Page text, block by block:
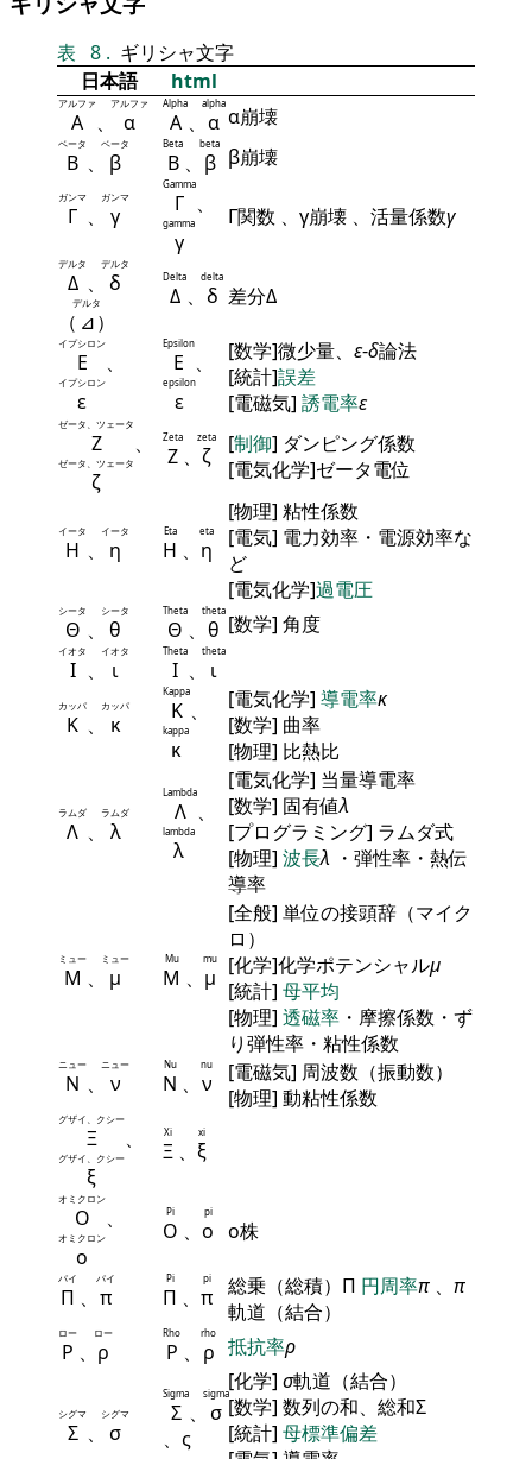
表 8 . ギリシャ文字
日本語
html
Α
アルファ
、 α
アルファ
Α
Alpha
、 α
alpha
α崩壊
Β
ベータ
、 β
ベータ
Β
Beta
、 β
beta
β崩壊
Γ
ガンマ
、 γ
ガンマ Γ
Gamma
、
γ
gamma Γ関数 、γ崩壊 、活量係数γ
Δ
デルタ
、 δ
デルタ
（ ⊿
デルタ
）
Δ
Delta
、 δ
delta
差分Δ
Ε
イプシロン
、
ε
イプシロン
Ε
Epsilon
、
ε
epsilon
[数学]微少量、 ε-δ論法
[統計]誤差
[電磁気] 誘電率ε
Ζ
ゼータ、ツェータ
、
ζ
ゼータ、ツェータ Ζ
Zeta
、 ζ
zeta [制御] ダンピング係数
[電気化学]ゼータ電位
Η
イータ
、 η
イータ
Η
Eta
、 η
eta
[物理] 粘性係数
[電気] 電力効率・電源効率な
ど
[電気化学]過電圧
Θ
シータ
、 θ
シータ
Θ
Theta
、 θ
theta
[数学] 角度
Ι
イオタ
、 ι
イオタ
Ι
Theta
、 ι
theta
Κ
カッパ
、 κ
カッパ Κ
Kappa
、
κ
kappa
[電気化学] 導電率κ
[数学] 曲率
[物理] 比熱比
Λ
ラムダ
、 λ
ラムダ Λ
Lambda
、
λ
lambda
[電気化学] 当量導電率
[数学] 固有値λ
[プログラミング] ラムダ式
[物理] 波長λ ・弾性率・熱伝
導率
Μ
ミュー
、 μ
ミュー
Μ
Mu
、 μ
mu
[全般] 単位の接頭辞（マイク
ロ）
[化学]化学ポテンシャルμ
[統計] 母平均
[物理] 透磁率 ・摩擦係数・ず
り弾性率・粘性係数
Ν
ニュー
、 ν
ニュー
Ν
Nu
、 ν
nu
[電磁気] 周波数（振動数）
[物理] 動粘性係数
Ξ
グザイ、クシー
、
ξ
グザイ、クシー Ξ
Xi
、 ξ
xi
Ο
オミクロン
、
ο
オミクロン Ο
Pi
、 ο
pi
ο株
Π
パイ
、 π
パイ
Π
Pi
、 π
pi 総乗（総積）Π 円周率π 、 π
軌道（結合）
Ρ
ロー
、 ρ
ロー
Ρ
Rho
、 ρ
rho
抵抗率ρ
Σ
シグマ
、 σ
シグマ Σ
Sigma
、 σ
sigma
、ς
[化学] σ軌道（結合）
[数学] 数列の和、総和Σ
[統計] 母標準偏差